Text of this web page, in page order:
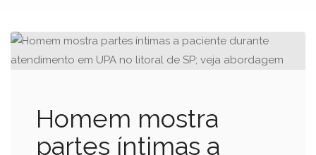
Homem mostra
partes íntimas a